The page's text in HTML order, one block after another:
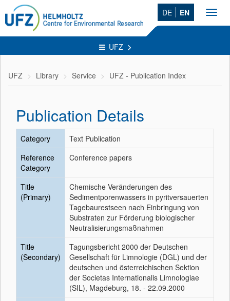
DE EN
UFZ
UFZ Library Service UFZ - Publication Index
Publication Details
Category
Text Publication
Reference
Category
Conference papers
Title
(Primary)
Chemische Veränderungen des
Sedimentporenwassers in pyritversauerten
Tagebaurestseen nach Einbringung von
Substraten zur Förderung biologischer
Neutralisierungsmaßnahmen
Title
(Secondary)
Tagungsbericht 2000 der Deutschen
Gesellschaft für Limnologie (DGL) und der
deutschen und österreichischen Sektion
der Societas Internationalis Limnologiae
(SIL), Magdeburg, 18. - 22.09.2000